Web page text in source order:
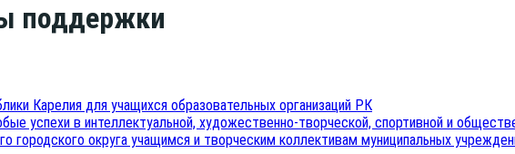
поддержки
Каре­лия для уча­щих­ся обра­зо­ва­тель­ных орга­ни­за­ций РК
успе­хи в интел­лек­ту­аль­ной, худо­же­ствен­но-твор­че­ской, спор­тив­ной и
город­ско­го окру­га уча­щим­ся и твор­че­ским кол­лек­ти­вам муни­ци­паль­ных